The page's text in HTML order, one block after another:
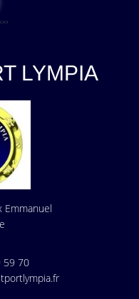
LYMPIA
Emmanuel
59 70